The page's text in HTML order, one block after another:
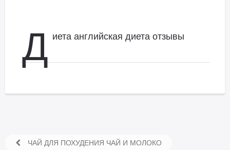
Д иета английская диета отзывы
ЧАЙ ДЛЯ ПОХУДЕНИЯ ЧАЙ И МОЛОКО